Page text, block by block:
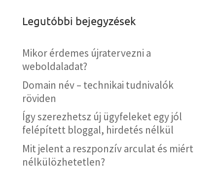
Legutóbbi bejegyzések
Mikor érdemes újratervezni a
weboldaladat?
Domain név – technikai tudnivalók
röviden
Így szerezhetsz új ügyfeleket egy jól
felépített bloggal, hirdetés nélkül
Mit jelent a reszponzív arculat és miért
nélkülözhetetlen?